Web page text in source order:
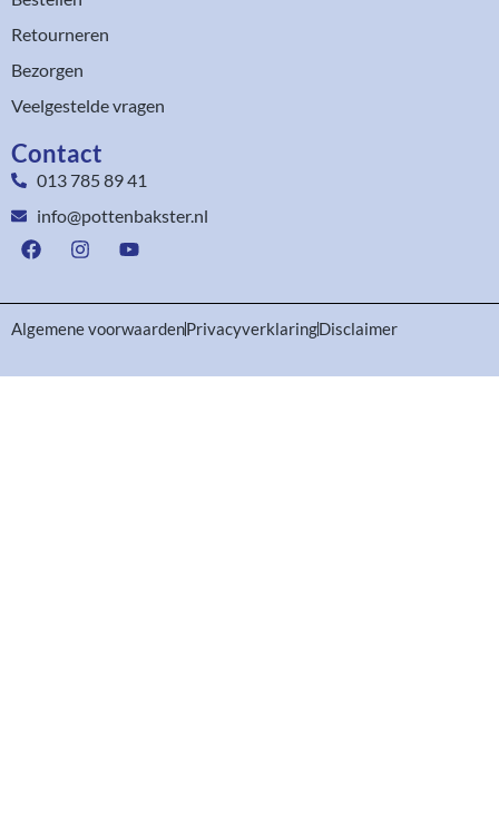
Retourneren
Bezorgen
Veelgestelde vragen
Contact
013 785 89 41
info@pottenbakster.nl
Algemene voorwaardenPrivacyverklaringDisclaimer